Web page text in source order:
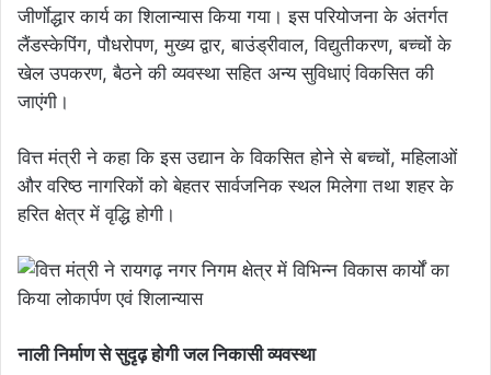
जीर्णाेद्धार कार्य का शिलान्यास किया गया। इस परियोजना के अंतर्गत
लैंडस्केपिंग, पौधरोपण, मुख्य द्वार, बाउंड्रीवाल, विद्युतीकरण, बच्चों के
खेल उपकरण, बैठने की व्यवस्था सहित अन्य सुविधाएं विकसित की
जाएंगी।
वित्त मंत्री ने कहा कि इस उद्यान के विकसित होने से बच्चों, महिलाओं
और वरिष्ठ नागरिकों को बेहतर सार्वजनिक स्थल मिलेगा तथा शहर के
हरित क्षेत्र में वृद्धि होगी।
नाली निर्माण से सुदृढ़ होगी जल निकासी व्यवस्था